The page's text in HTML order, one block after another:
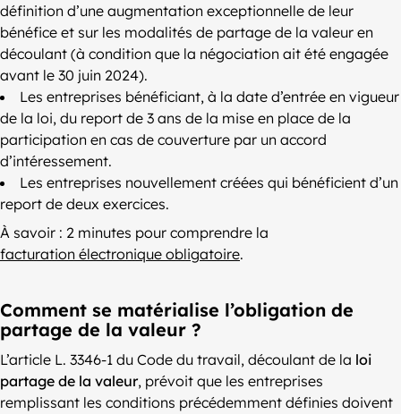
définition d’une augmentation exceptionnelle de leur
bénéfice et sur les modalités de partage de la valeur en
découlant (à condition que la négociation ait été engagée
avant le 30 juin 2024).
Les entreprises bénéficiant, à la date d’entrée en vigueur
de la loi, du report de 3 ans de la mise en place de la
participation en cas de couverture par un accord
d’intéressement.
Les entreprises nouvellement créées qui bénéficient d’un
report de deux exercices.
À savoir : 2 minutes pour comprendre la
facturation électronique obligatoire.
Comment se matérialise l’obligation de
partage de la valeur ?
L’article L. 3346-1 du Code du travail, découlant de la loi
partage de la valeur, prévoit que les entreprises
remplissant les conditions précédemment définies doivent